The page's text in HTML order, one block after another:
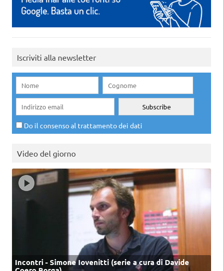
Iscriviti alla newsletter
Do il consenso al trattamento dei dati
Video del giorno
Incontri - Simone Iovenitti (serie a cura di Davide